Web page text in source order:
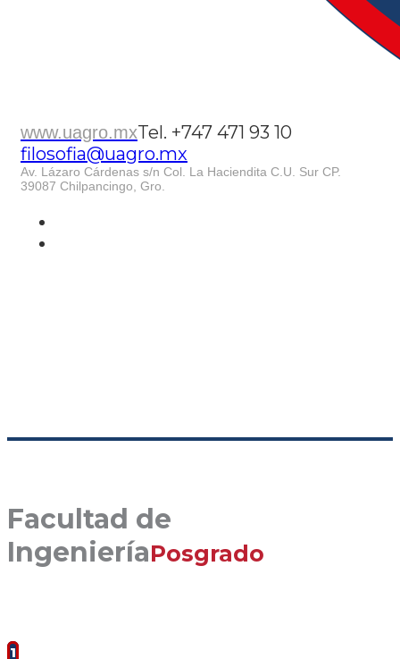
www.uagro.mxTel. +747 471 93 10
filosofia@uagro.mx
Av. Lázaro Cárdenas s/n Col. La Haciendita C.U. Sur CP.
39087 Chilpancingo, Gro.
Facultad de
IngenieríaPosgrado
1